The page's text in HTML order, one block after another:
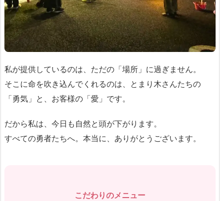
私が提供しているのは、ただの「場所」に過ぎません。
そこに命を吹き込んでくれるのは、とまり木さんたちの
「勇気」と、お客様の「愛」です。
だから私は、今日も自然と頭が下がります。
すべての勇者たちへ。本当に、ありがとうございます。
こだわりのメニュー